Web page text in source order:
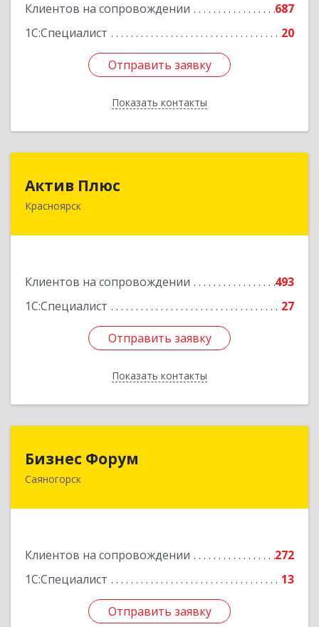
Клиентов на сопровождении
687
1С:Специалист
20
Отправить заявку
Показать контакты
Отправить заявку
Назад
Актив Плюс
Красноярск
Клиентов на сопровождении
493
1С:Специалист
27
Отправить заявку
Показать контакты
660017, Красноярский край, Красноярск г,
Отправить заявку
Назад
Бизнес Форум
Саяногорск
Клиентов на сопровождении
272
1С:Специалист
13
Отправить заявку
655603, Хакасия Респ, Саяногорск г, Советский
Отправить заявку